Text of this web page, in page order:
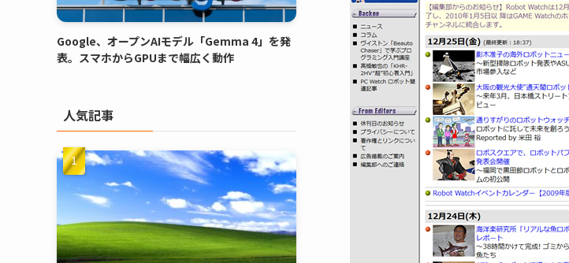
Google、オープンAIモデル「Gemma 4」を発
表。スマホからGPUまで幅広く動作
人気記事